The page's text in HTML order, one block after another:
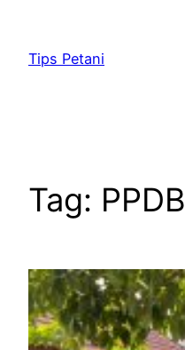
konten
Tips Petani
Tag: PPDB